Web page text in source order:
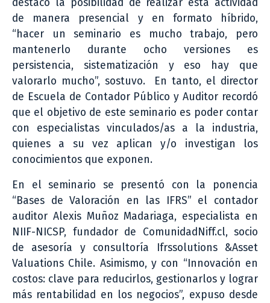
destacó la posibilidad de realizar esta actividad
de manera presencial y en formato híbrido,
“hacer un seminario es mucho trabajo, pero
mantenerlo durante ocho versiones es
persistencia, sistematización y eso hay que
valorarlo mucho”, sostuvo. En tanto, el director
de Escuela de Contador Público y Auditor recordó
que el objetivo de este seminario es poder contar
con especialistas vinculados/as a la industria,
quienes a su vez aplican y/o investigan los
conocimientos que exponen.
En el seminario se presentó con la ponencia
“Bases de Valoración en las IFRS” el contador
auditor Alexis Muñoz Madariaga, especialista en
NIIF-NICSP, fundador de ComunidadNiff.cl, socio
de asesoría y consultoría Ifrssolutions &Asset
Valuations Chile. Asimismo, y con “Innovación en
costos: clave para reducirlos, gestionarlos y lograr
más rentabilidad en los negocios”, expuso desde